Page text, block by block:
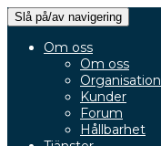
Slå på/av navigering
Om oss
Om oss
Organisation
Kunder
Forum
Hållbarhet